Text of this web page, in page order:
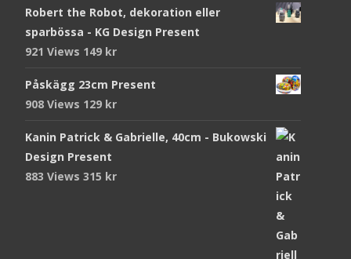
Robert the Robot, dekoration eller
sparbössa - KG Design Present
921 Views 149 kr
Påskägg 23cm Present
908 Views 129 kr
Kanin Patrick & Gabrielle, 40cm - Bukowski
Design Present
883 Views 315 kr